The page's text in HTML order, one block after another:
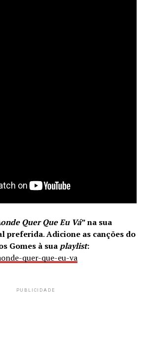
Quer Que Eu Vá”na sua
preferida.Adicione as canções do
Gomes à sua playlist:
quer-que-eu-va
PUBLICIDADE